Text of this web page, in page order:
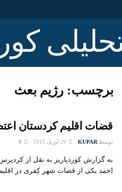
برچسب: رژيم بعث
قضات اقلیم کردستان
توسط KUPAR
به‌ گزارش کوردپاریز به نقل از
احمد یکی از قضات شهر کِفری در